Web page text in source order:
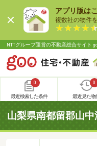
アプリ版は
複数社の物件
NTTグループ運営の不動産総合サイト
0
最近検索した条件
0
最近見た物
山梨県南都留郡山